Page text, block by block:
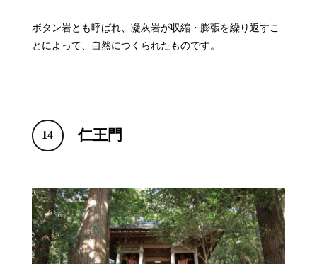
ボタン岩とも呼ばれ、凝灰岩が収縮・膨張を繰り返すこ
とによって、自然につくられたものです。
14 仁王門